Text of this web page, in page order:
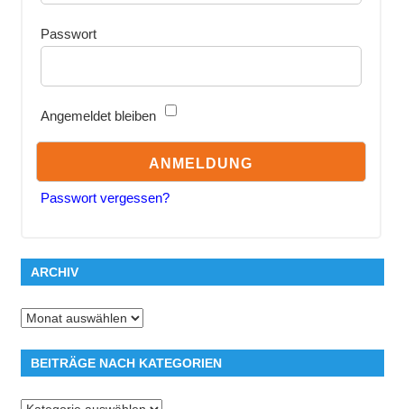
Passwort
Angemeldet bleiben
Passwort vergessen?
ARCHIV
Archiv
BEITRÄGE NACH KATEGORIEN